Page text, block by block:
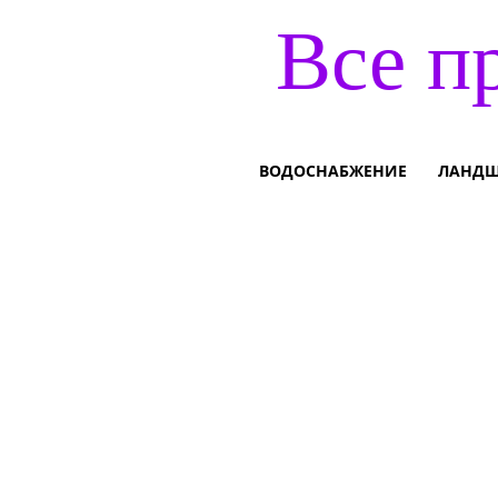
Все
ВОДОСНАБЖЕНИЕ